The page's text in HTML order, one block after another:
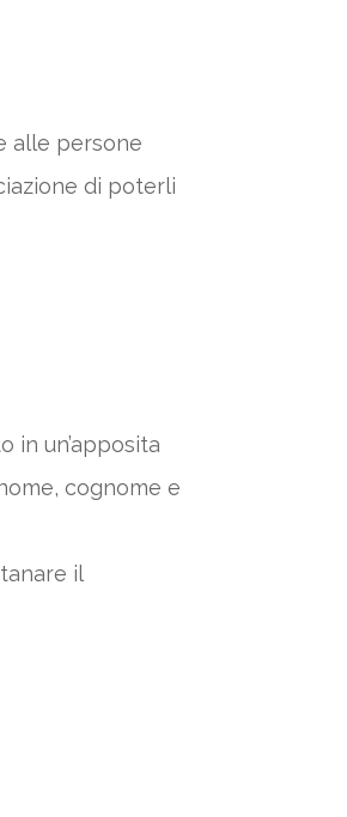
alle persone
di poterli
in un’apposita
cognome e
il